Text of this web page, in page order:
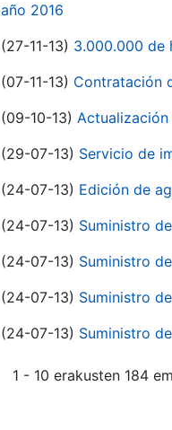
año 2016
(27-11-13) 3.000.000 de
(07-11-13) Contratación
(09-10-13)
(29-07-13) Servicio de
(24-07-13) Edición de
(24-07-13) Suministro
(24-07-13) Suministro
(24-07-13) Suministro
(24-07-13) Suministro
1 - 10 erakusten 184